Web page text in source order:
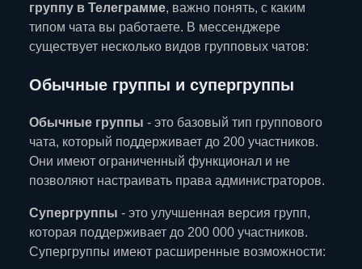
группу в Телеграмме, важно понять, с каким
типом чата вы работаете. В мессенджере
существует несколько видов групповых чатов:
Обычные группы и супергруппы
Обычные группы - это базовый тип группового
чата, который поддерживает до 200 участников.
Они имеют ограниченный функционал и не
позволяют настраивать права администраторов.
Супергруппы - это улучшенная версия групп,
которая поддерживает до 200 000 участников.
Супергруппы имеют расширенные возможности: